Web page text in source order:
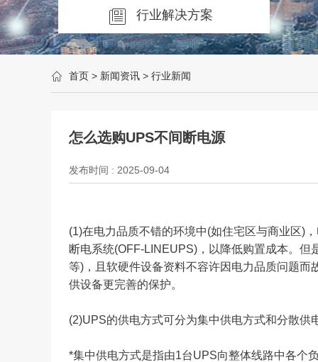
行业解决方案
首页 > 新闻资讯 > 行业新闻
怎么选购UPS不间断电源
发布时间 : 2025-09-04
(1)在电力品质不错的环境中(如住宅区与商业区)
断电系统(OFF-LINEUPS)，以降低购置成本。
等)，且软硬件设备资料不容许因电力品质问题
供设备更完善的保护。
(2)UPS的供电方式可分为集中供电方式和分散供
*集中供电方式是指由1台UPS向整体线路中各个